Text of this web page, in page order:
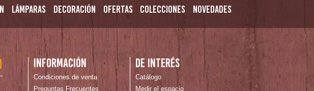
Lámparas Decoración Ofertas Colecciones Novedades
Información
Condiciones de venta
Preguntas Frecuentes
De interés
Catálogo
Medir el espacio